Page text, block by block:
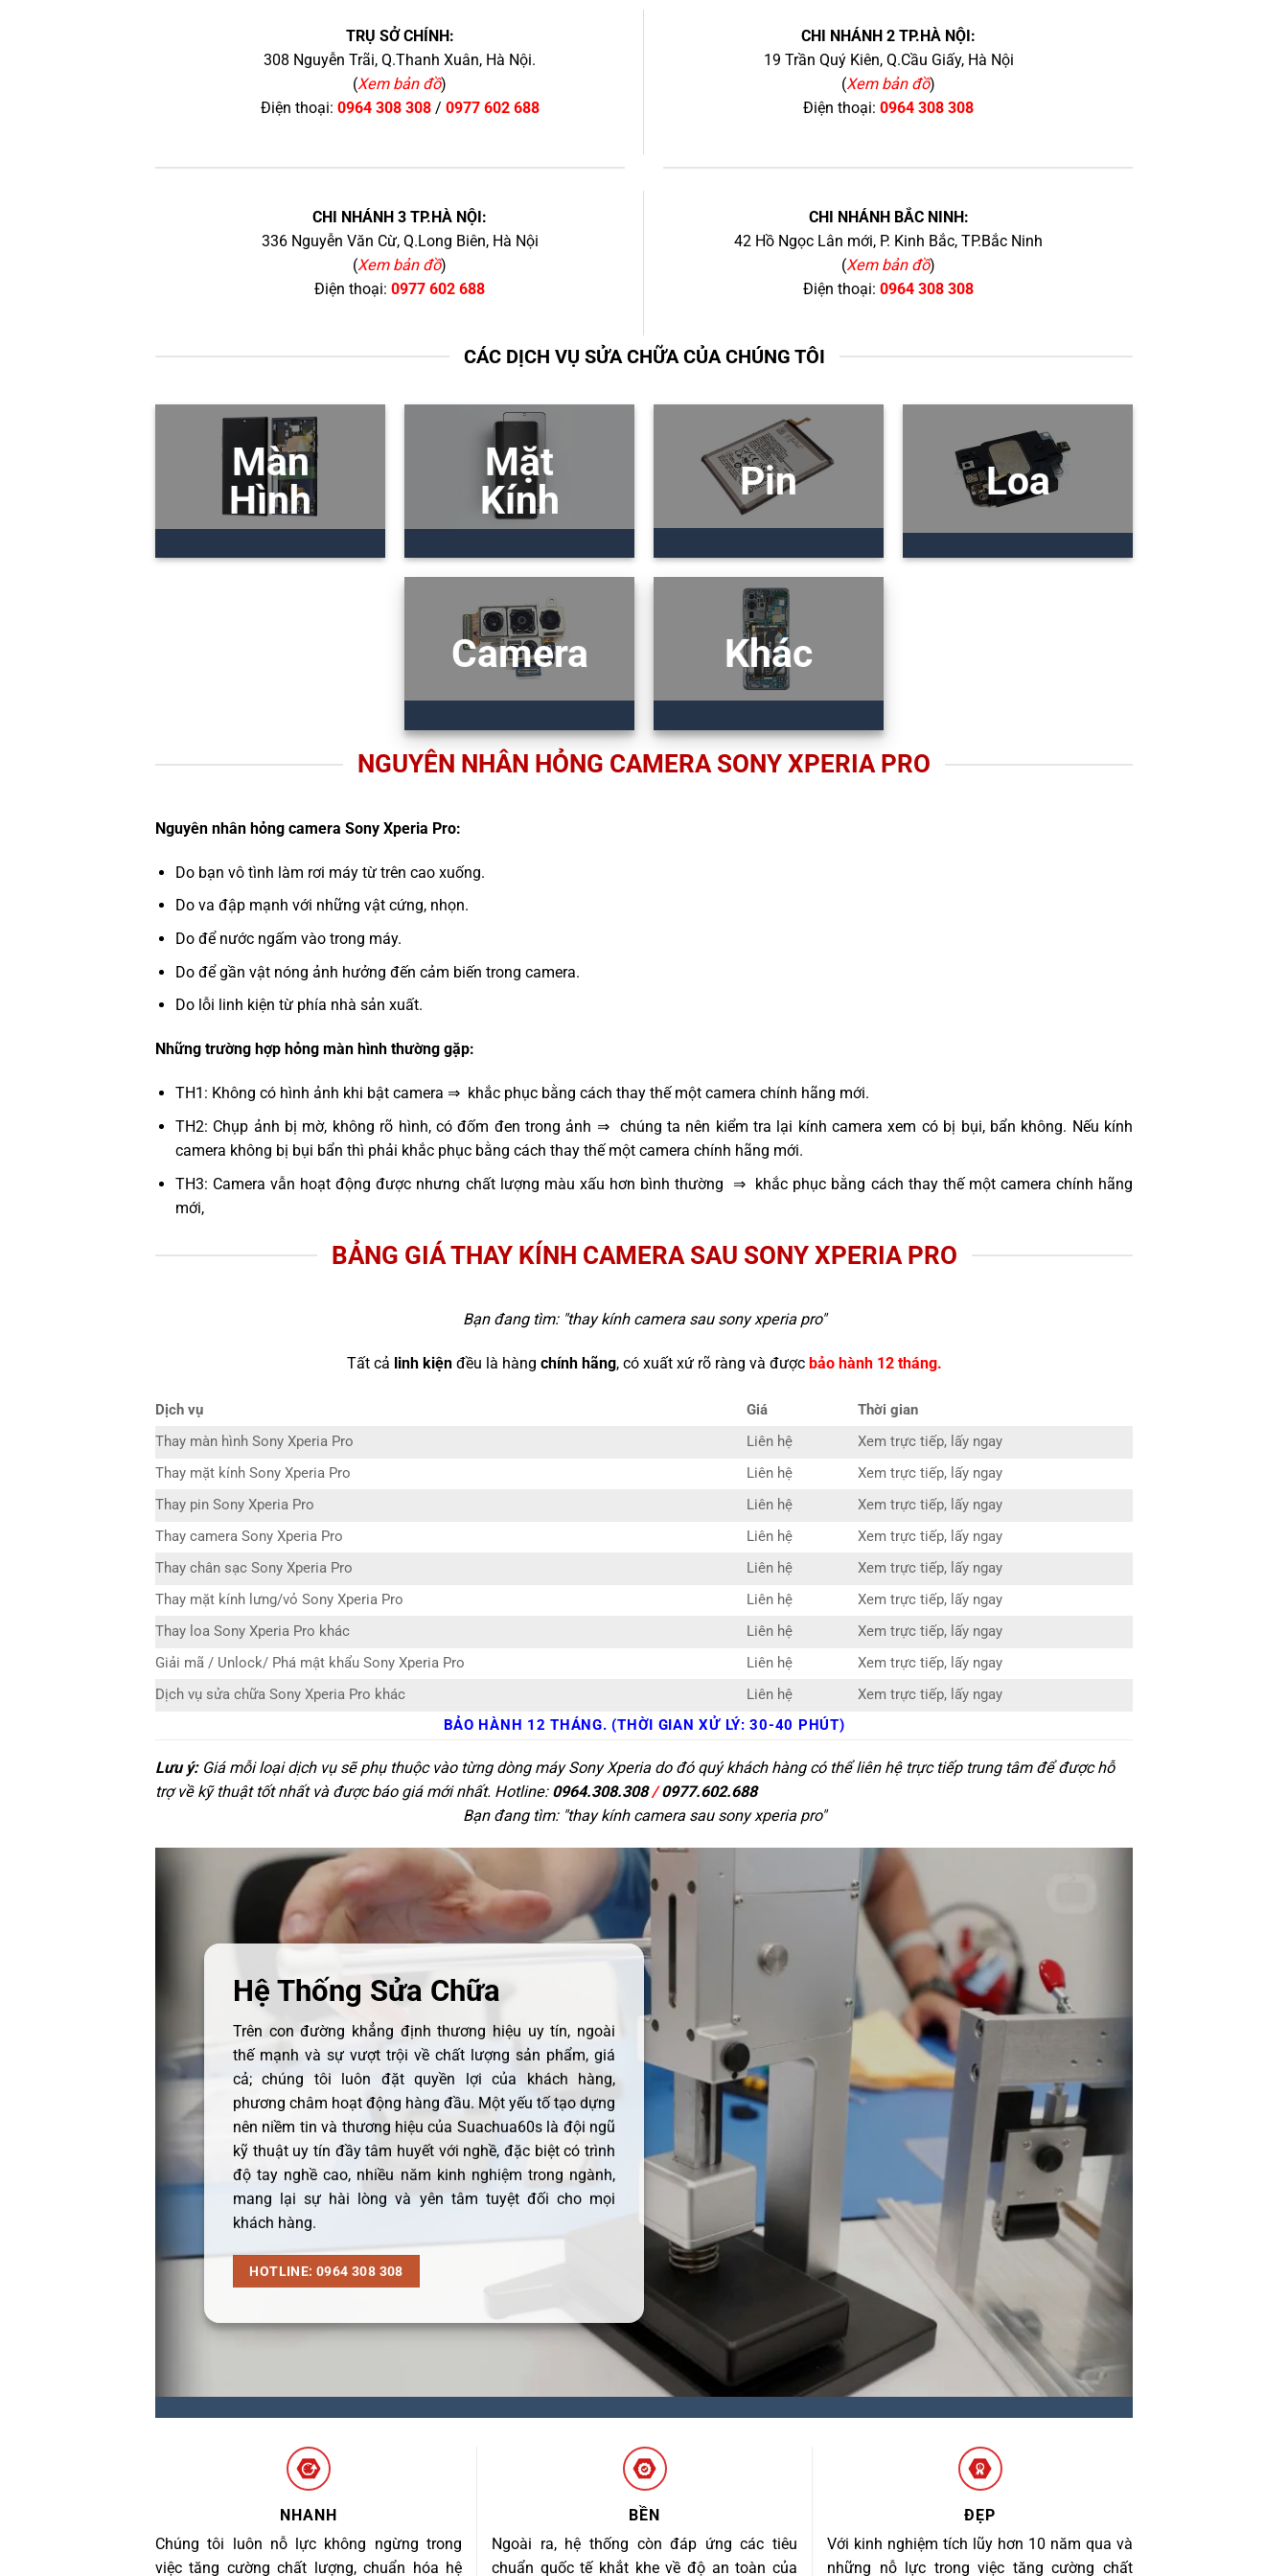
TRỤ SỞ CHÍNH:
308 Nguyễn Trãi, Q.Thanh Xuân, Hà Nội.
(Xem bản đồ)
Điện thoại: 0964 308 308/ 0977 602 688
CHI NHÁNH 2 TP.HÀ NỘI:
19 Trần Quý Kiên, Q.Cầu Giấy, Hà Nội
(Xem bản đồ)
Điện thoại: 0964 308 308
CHI NHÁNH 3 TP.HÀ NỘI:
336 Nguyễn Văn Cừ, Q.Long Biên, Hà Nội
(Xem bản đồ)
Điện thoại: 0977 602 688
CHI NHÁNH BẮC NINH:
42 Hồ Ngọc Lân mới, P. Kinh Bắc, TP.Bắc Ninh
(Xem bản đồ)
Điện thoại: 0964 308 308
CÁC DỊCH VỤ SỬA CHỮA CỦA CHÚNG TÔI
Màn
Hình
Mặt
Kính
Pin Loa
Camera Khác
NGUYÊN NHÂN HỎNG CAMERA SONY XPERIA PRO
Nguyên nhân hỏng camera Sony Xperia Pro:
Do bạn vô tình làm rơi máy từ trên cao xuống.
Do va đập mạnh với những vật cứng, nhọn.
Do để nước ngấm vào trong máy.
Do để gần vật nóng ảnh hưởng đến cảm biến trong camera.
Do lỗi linh kiện từ phía nhà sản xuất.
Những trường hợp hỏng màn hình thường gặp:
TH1: Không có hình ảnh khi bật camera ⇒ khắc phục bằng cách thay thế một camera chính hãng mới.
TH2: Chụp ảnh bị mờ, không rõ hình, có đốm đen trong ảnh ⇒ chúng ta nên kiểm tra lại kính camera xem có bị bụi, bẩn không. Nếu kính
camera không bị bụi bẩn thì phải khắc phục bằng cách thay thế một camera chính hãng mới.
TH3: Camera vẫn hoạt động được nhưng chất lượng màu xấu hơn bình thường ⇒ khắc phục bằng cách thay thế một camera chính hãng
mới,
BẢNG GIÁ THAY KÍNH CAMERA SAU SONY XPERIA PRO
Bạn đang tìm: "thay kính camera sau sony xperia pro"
Tất cả linh kiệnđều là hàng chính hãng, có xuất xứ rõ ràng và được bảo hành 12 tháng.
Dịch vụ Giá
Thời gian
Thay màn hình Sony Xperia Pro
Liên hệ
Xem trực tiếp, lấy ngay
Thay mặt kính Sony Xperia Pro
Liên hệ
Xem trực tiếp, lấy ngay
Thay pin Sony Xperia Pro
Liên hệ
Xem trực tiếp, lấy ngay
Thay camera Sony Xperia Pro
Liên hệ
Xem trực tiếp, lấy ngay
Thay chân sạc Sony Xperia Pro
Liên hệ
Xem trực tiếp, lấy ngay
Thay mặt kính lưng/vỏ Sony Xperia Pro
Liên hệ
Xem trực tiếp, lấy ngay
Thay loa Sony Xperia Pro khác
Liên hệ
Xem trực tiếp, lấy ngay
Giải mã / Unlock/ Phá mật khẩu Sony Xperia Pro
Liên hệ
Xem trực tiếp, lấy ngay
Dịch vụ sửa chữa Sony Xperia Pro khác
Liên hệ
Xem trực tiếp, lấy ngay
BẢO HÀNH 12 THÁNG. (THỜI GIAN XỬ LÝ: 30-40 PHÚT)
Lưu ý:Giá mỗi loại dịch vụ sẽ phụ thuộc vào từng dòng máy Sony Xperia do đó quý khách hàng có thể liên hệ trực tiếp trung tâm để được hỗ
trợ về kỹ thuật tốt nhất và được báo giá mới nhất. Hotline: 0964.308.308/0977.602.688
Bạn đang tìm: "thay kính camera sau sony xperia pro"
Hệ Thống Sửa Chữa
Trên con đường khẳng định thương hiệu uy tín, ngoài
thế mạnh và sự vượt trội về chất lượng sản phẩm, giá
cả; chúng tôi luôn đặt quyền lợi của khách hàng,
phương châm hoạt động hàng đầu. Một yếu tố tạo dựng
nên niềm tin và thương hiệu của Suachua60s là đội ngũ
kỹ thuật uy tín đầy tâm huyết với nghề, đặc biệt có trình
độ tay nghề cao, nhiều năm kinh nghiệm trong ngành,
mang lại sự hài lòng và yên tâm tuyệt đối cho mọi
khách hàng.
HOTLINE: 0964 308 308
NHANH
Chúng tôi luôn nỗ lực không ngừng trong
việc tăng cường chất lượng, chuẩn hóa hệ
BỀN
Ngoài ra, hệ thống còn đáp ứng các tiêu
chuẩn quốc tế khắt khe về độ an toàn của
ĐẸP
Với kinh nghiệm tích lũy hơn 10 năm qua và
những nỗ lực trong việc tăng cường chất